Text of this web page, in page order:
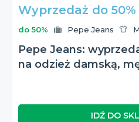
Wyprzedaż do 50%
do 50% Pepe Jeans
Pepe Jeans:
na odzież damską,
IDŹ DO